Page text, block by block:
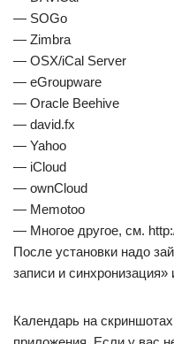
— SOGo
— Zimbra
— OSX/iCal Server
— eGroupware
— Oracle Beehive
— david.fx
— Yahoo
— iCloud
— ownCloud
— Memotoo
— Многое другое, см.
После установки надо
записи и
Календарь на